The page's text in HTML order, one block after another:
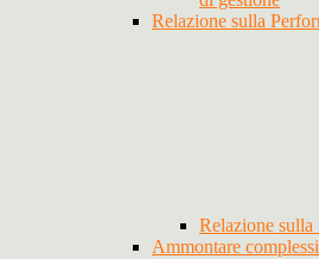
Relazione sulla
Relazione sulla
Ammontare